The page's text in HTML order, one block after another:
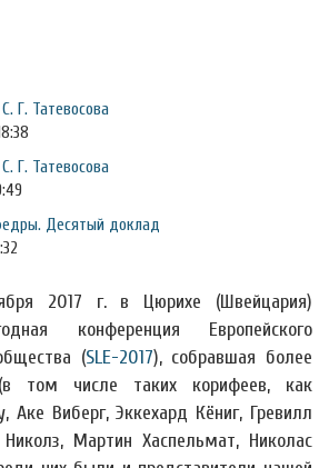
Г. Татевосова
Г. Татевосова
Десятый доклад
2017 г. в Цюрихе (Швейцария)
конференция Европейского
(SLE-2017), собравшая более
том числе таких корифеев, как
Аке Виберг, Эккехард Кёниг, Гревилл
Мартин Хаспельмат, Николас